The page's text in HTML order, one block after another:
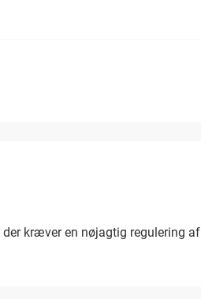
der kræver en nøjagtig regulering af